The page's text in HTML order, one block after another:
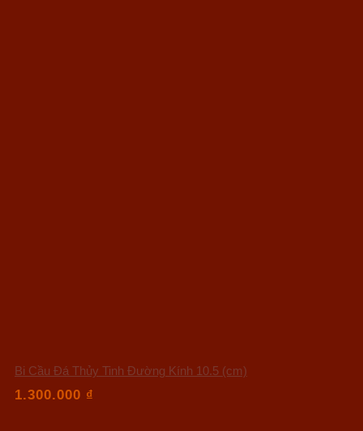
Bi Cầu Đá Thủy Tinh Đường Kính 10.5 (cm)
1.300.000 ₫